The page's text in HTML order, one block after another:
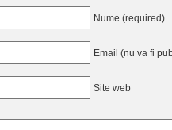
Nume (required)
Email (nu va fi
Site web